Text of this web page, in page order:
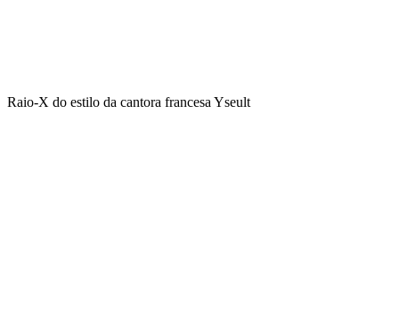
Raio-X do estilo da cantora francesa Yseult